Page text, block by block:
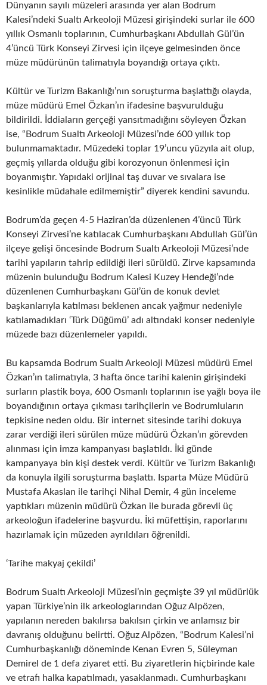
Dünyanın sayılı müzeleri arasında yer alan Bodrum
Kalesi’ndeki Sualtı Arkeoloji Müzesi girişindeki surlar ile 600
yıllık Osmanlı toplarının, Cumhurbaşkanı Abdullah Gül’ün
4’üncü Türk Konseyi Zirvesi için ilçeye gelmesinden önce
müze müdürünün talimatıyla boyandığı ortaya çıktı.
Kültür ve Turizm Bakanlığı’nın soruşturma başlattığı olayda,
müze müdürü Emel Özkan’ın ifadesine başvurulduğu
bildirildi. İddiaların gerçeği yansıtmadığını söyleyen Özkan
ise, “Bodrum Sualtı Arkeoloji Müzesi’nde 600 yıllık top
bulunmamaktadır. Müzedeki toplar 19’uncu yüzyıla ait olup,
geçmiş yıllarda olduğu gibi korozyonun önlenmesi için
boyanmıştır. Yapıdaki orijinal taş duvar ve sıvalara ise
kesinlikle müdahale edilmemiştir” diyerek kendini savundu.
Bodrum’da geçen 4-5 Haziran’da düzenlenen 4’üncü Türk
Konseyi Zirvesi’ne katılacak Cumhurbaşkanı Abdullah Gül’ün
ilçeye gelişi öncesinde Bodrum Sualtı Arkeoloji Müzesi’nde
tarihi yapıların tahrip edildiği ileri sürüldü. Zirve kapsamında
müzenin bulunduğu Bodrum Kalesi Kuzey Hendeği’nde
düzenlenen Cumhurbaşkanı Gül’ün de konuk devlet
başkanlarıyla katılması beklenen ancak yağmur nedeniyle
katılamadıkları ‘Türk Düğümü’ adı altındaki konser nedeniyle
müzede bazı düzenlemeler yapıldı.
Bu kapsamda Bodrum Sualtı Arkeoloji Müzesi müdürü Emel
Özkan’ın talimatıyla, 3 hafta önce tarihi kalenin girişindeki
surların plastik boya, 600 Osmanlı toplarının ise yağlı boya ile
boyandığının ortaya çıkması tarihçilerin ve Bodrumluların
tepkisine neden oldu. Bir internet sitesinde tarihi dokuya
zarar verdiği ileri sürülen müze müdürü Özkan’ın görevden
alınması için imza kampanyası başlatıldı. İki günde
kampanyaya bin kişi destek verdi. Kültür ve Turizm Bakanlığı
da konuyla ilgili soruşturma başlattı. Isparta Müze Müdürü
Mustafa Akaslan ile tarihçi Nihal Demir, 4 gün inceleme
yaptıkları müzenin müdürü Özkan ile burada görevli üç
arkeoloğun ifadelerine başvurdu. İki müfettişin, raporlarını
hazırlamak için müzeden ayrıldıları öğrenildi.
‘Tarihe makyaj çekildi’
Bodrum Sualtı Arkeoloji Müzesi’nin geçmişte 39 yıl müdürlük
yapan Türkiye’nin ilk arkeologlarından Oğuz Alpözen,
yapılanın nereden bakılırsa bakılsın çirkin ve anlamsız bir
davranış olduğunu belirtti. Oğuz Alpözen, “Bodrum Kalesi’ni
Cumhurbaşkanlığı döneminde Kenan Evren 5, Süleyman
Demirel de 1 defa ziyaret etti. Bu ziyaretlerin hiçbirinde kale
ve etrafı halka kapatılmadı, yasaklanmadı. Cumhurbaşkanı